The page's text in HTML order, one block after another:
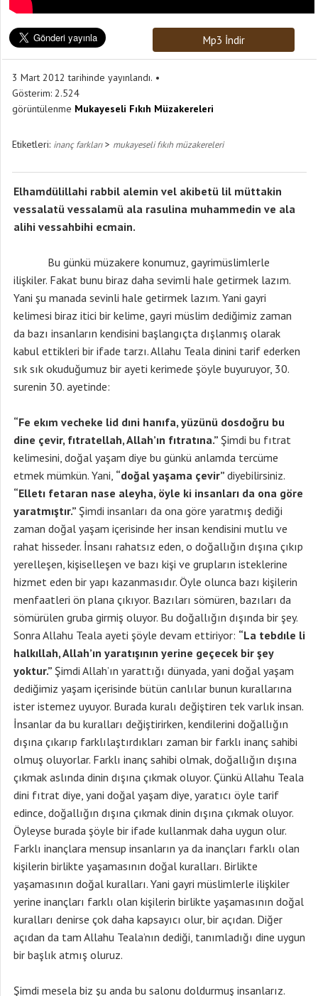
Mp3 İndir
3 Mart 2012 tarihinde yayınlandı.
Gösterim: 2.524
görüntülenme Mukayeseli Fıkıh Müzakereleri
Etiketleri: inanç farkları> mukayeseli fıkıh müzakereleri
Elhamdülillahi rabbil alemin vel akibetü lil müttakin
vessalatü vessalamü ala rasulina muhammedin ve ala
alihi vessahbihi ecmain.
Bu günkü müzakere konumuz, gayrimüslimlerle
ilişkiler. Fakat bunu biraz daha sevimli hale getirmek lazım.
Yani şu manada sevinli hale getirmek lazım. Yani gayri
kelimesi biraz itici bir kelime, gayri müslim dediğimiz zaman
da bazı insanların kendisini başlangıçta dışlanmış olarak
kabul ettikleri bir ifade tarzı. Allahu Teala dinini tarif ederken
sık sık okuduğumuz bir ayeti kerimede şöyle buyuruyor, 30.
surenin 30. ayetinde:
“Fe ekım vecheke lid dıni hanıfa, yüzünü dosdoğru bu
dine çevir, fıtratellah, Allah’ın fıtratına.” Şimdi bu fıtrat
kelimesini, doğal yaşam diye bu günkü anlamda tercüme
etmek mümkün. Yani, “doğal yaşama çevir” diyebilirsiniz.
“Elletı fetaran nase aleyha, öyle ki insanları da ona göre
yaratmıştır.” Şimdi insanları da ona göre yaratmış dediği
zaman doğal yaşam içerisinde her insan kendisini mutlu ve
rahat hisseder. İnsanı rahatsız eden, o doğallığın dışına çıkıp
yerelleşen, kişiselleşen ve bazı kişi ve grupların isteklerine
hizmet eden bir yapı kazanmasıdır. Öyle olunca bazı kişilerin
menfaatleri ön plana çıkıyor. Bazıları sömüren, bazıları da
sömürülen gruba girmiş oluyor. Bu doğallığın dışında bir şey.
Sonra Allahu Teala ayeti şöyle devam ettiriyor: “La tebdıle li
halkıllah, Allah’ın yaratışının yerine geçecek bir şey
yoktur.” Şimdi Allah’ın yarattığı dünyada, yani doğal yaşam
dediğimiz yaşam içerisinde bütün canlılar bunun kurallarına
ister istemez uyuyor. Burada kuralı değiştiren tek varlık insan.
İnsanlar da bu kuralları değiştirirken, kendilerini doğallığın
dışına çıkarıp farklılaştırdıkları zaman bir farklı inanç sahibi
olmuş oluyorlar. Farklı inanç sahibi olmak, doğallığın dışına
çıkmak aslında dinin dışına çıkmak oluyor. Çünkü Allahu Teala
dini fıtrat diye, yani doğal yaşam diye, yaratıcı öyle tarif
edince, doğallığın dışına çıkmak dinin dışına çıkmak oluyor.
Öyleyse burada şöyle bir ifade kullanmak daha uygun olur.
Farklı inançlara mensup insanların ya da inançları farklı olan
kişilerin birlikte yaşamasının doğal kuralları. Birlikte
yaşamasının doğal kuralları. Yani gayri müslimlerle ilişkiler
yerine inançları farklı olan kişilerin birlikte yaşamasının doğal
kuralları denirse çok daha kapsayıcı olur, bir açıdan. Diğer
açıdan da tam Allahu Teala’nın dediği, tanımladığı dine uygun
bir başlık atmış oluruz.
Şimdi mesela biz şu anda bu salonu doldurmuş insanlarız.